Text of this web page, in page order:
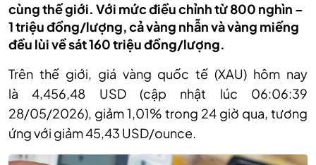
cùng thế giới. Với mức điều chỉnh từ 800 nghìn –
1 triệu đồng/lượng, cả vàng nhẫn và vàng miếng
đều lùi về sát 160 triệu đồng/lượng.
Trên thế giới, giá vàng quốc tế (XAU) hôm nay
là 4,456,48 USD (cập nhật lúc 06:06:39
28/05/2026), giảm 1,01% trong 24 giờ qua, tương
ứng với giảm 45,43 USD/ounce.